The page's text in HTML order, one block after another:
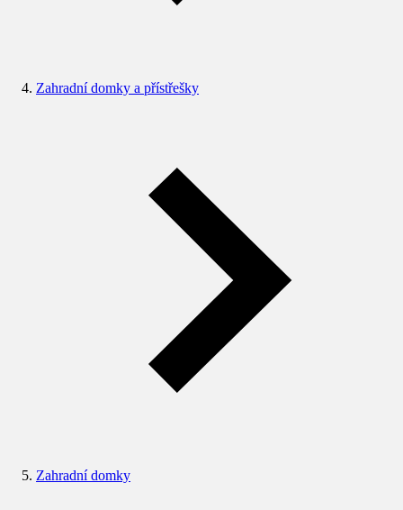
Zahradní domky a přístřešky
Zahradní domky